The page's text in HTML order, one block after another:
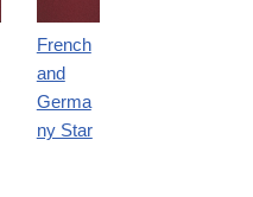
French
and
Germa
ny Star